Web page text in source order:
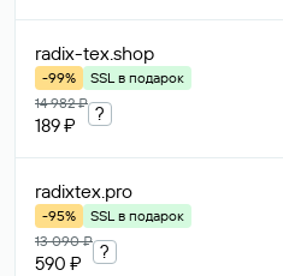
radix-tex.shop
-99%
SSL в подарок
14 982 ₽
189 ₽
?
radixtex.pro
-95%
SSL в подарок
13 090 ₽
590 ₽
?